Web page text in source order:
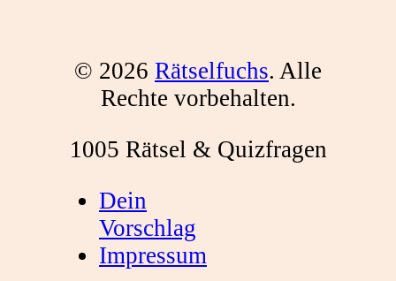
© 2026 Rätselfuchs. Alle
Rechte vorbehalten.
1005 Rätsel & Quizfragen
Dein
Vorschlag
Impressum